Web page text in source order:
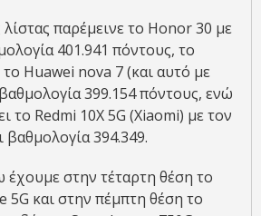
παρέμεινε το Honor 30 με
401.941 πόντους, το
Huawei nova 7 (και αυτό με
399.154 πόντους, ενώ
το Redmi 10X 5G (Xiaomi) με τον
βαθμολογία 394.349.
έχουμε στην τέταρτη θέση το
5G και στην πέμπτη θέση το